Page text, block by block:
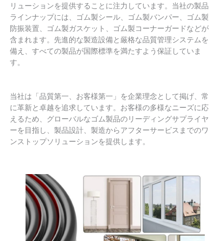
リューションを提供することに注力しています。当社の製品
ラインナップには、ゴム製シール、ゴム製バンパー、ゴム製
防振装置、ゴム製ガスケット、ゴム製コーナーガードなどが
含まれます。先進的な製造設備と厳格な品質管理システムを
備え、すべての製品が国際標準を満たすよう保証していま
す。
当社は「品質第一、お客様第一」を企業理念として掲げ、常
に革新と卓越を追求しています。お客様の多様なニーズに応
えるため、グローバルなゴム製品のリーディングサプライヤ
ーを目指し、製品設計、製造からアフターサービスまでのワ
ンストップソリューションを提供します。